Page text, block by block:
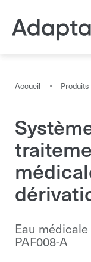
Chercher
Accueil Produits
Eau médicale
PAF008-A